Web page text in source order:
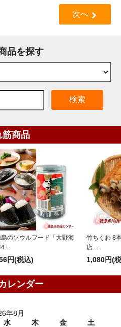
次へ
品を探す
検索
筋商品
のソウルフード「大野海
4…
円(税込)
竹ちくわ 8
店…
1,080円(
レンダー
年8月
水 木 金
土